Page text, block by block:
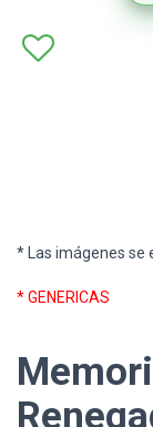
* Las imágenes se
* GENERICAS